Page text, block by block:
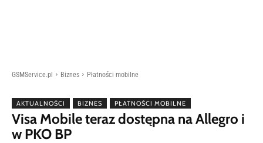
GSMService.pl Biznes Płatności mobilne
AKTUALNOŚCI BIZNES PŁATNOŚCI MOBILNE
Visa Mobile teraz dostępna na Allegro i
w PKO BP